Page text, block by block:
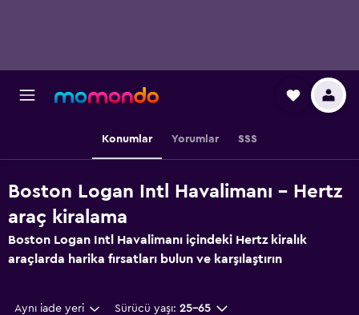
Konumlar Yorumlar SSS
Boston Logan Intl Havalimanı - Hertz
araç kiralama
Boston Logan Intl Havalimanı içindeki Hertz kiralık
araçlarda harika fırsatları bulun ve karşılaştırın
Aynı iade yeri Sürücü yaşı: 25-65